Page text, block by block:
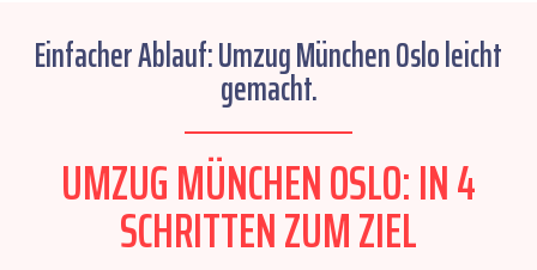
Einfacher Ablauf: Umzug München Oslo leicht
gemacht.
UMZUG MÜNCHEN OSLO: IN 4
SCHRITTEN ZUM ZIEL